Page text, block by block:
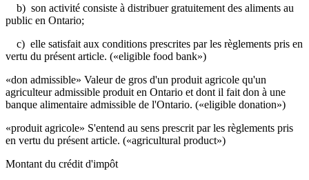
b) son activité consiste à distribuer gratuitement des aliments au
public en Ontario;
c) elle satisfait aux conditions prescrites par les règlements pris en
vertu du présent article. («eligible food bank»)
«don admissible» Valeur de gros d'un produit agricole qu'un
agriculteur admissible produit en Ontario et dont il fait don à une
banque alimentaire admissible de l'Ontario. («eligible donation»)
«produit agricole» S'entend au sens prescrit par les règlements pris
en vertu du présent article. («agricultural product»)
Montant du crédit d'impôt